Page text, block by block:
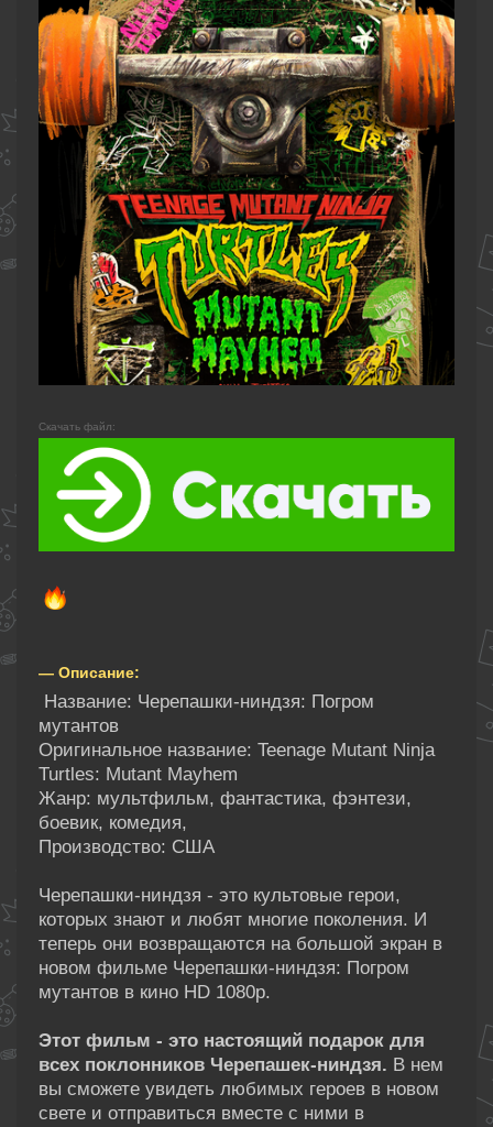
Скачать файл:
— Описание:
Название: Черепашки-ниндзя: Погром
мутантов
Оригинальное название: Teenage Mutant Ninja
Turtles: Mutant Mayhem
Жанр: мультфильм, фантастика, фэнтези,
боевик, комедия,
Производство: США
Черепашки-ниндзя - это культовые герои,
которых знают и любят многие поколения. И
теперь они возвращаются на большой экран в
новом фильме Черепашки-ниндзя: Погром
мутантов в кино HD 1080p.
Этот фильм - это настоящий подарок для
всех поклонников Черепашек-ниндзя. В нем
вы сможете увидеть любимых героев в новом
свете и отправиться вместе с ними в